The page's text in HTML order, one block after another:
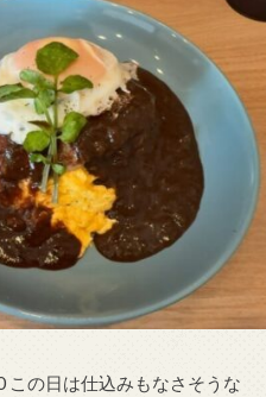
の日は仕込みもなさそうな